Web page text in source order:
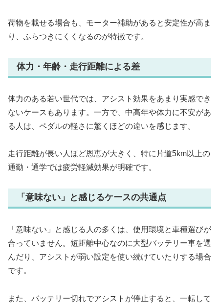
荷物を載せる場合も、モーター補助があると安定性が高ま
り、ふらつきにくくなるのが特徴です。
体力・年齢・走行距離による差
体力のある若い世代では、アシスト効果をあまり実感でき
ないケースもあります。一方で、中高年や体力に不安があ
る人は、ペダルの軽さに驚くほどの違いを感じます。
走行距離が長い人ほど恩恵が大きく、特に片道5km以上の
通勤・通学では疲労軽減効果が明確です。
「意味ない」と感じるケースの共通点
「意味ない」と感じる人の多くは、使用環境と車種選びが
合っていません。短距離中心なのに大型バッテリー車を選
んだり、アシストが弱い設定を使い続けていたりする場合
です。
また、バッテリー切れでアシストが停止すると、一転して